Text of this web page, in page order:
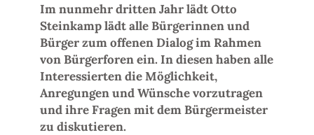
Im nunmehr dritten Jahr lädt Otto
Steinkamp lädt alle Bürgerinnen und
Bürger zum offenen Dialog im Rahmen
von Bürgerforen ein. In diesen haben alle
Interessierten die Möglichkeit,
Anregungen und Wünsche vorzutragen
und ihre Fragen mit dem Bürgermeister
zu diskutieren.